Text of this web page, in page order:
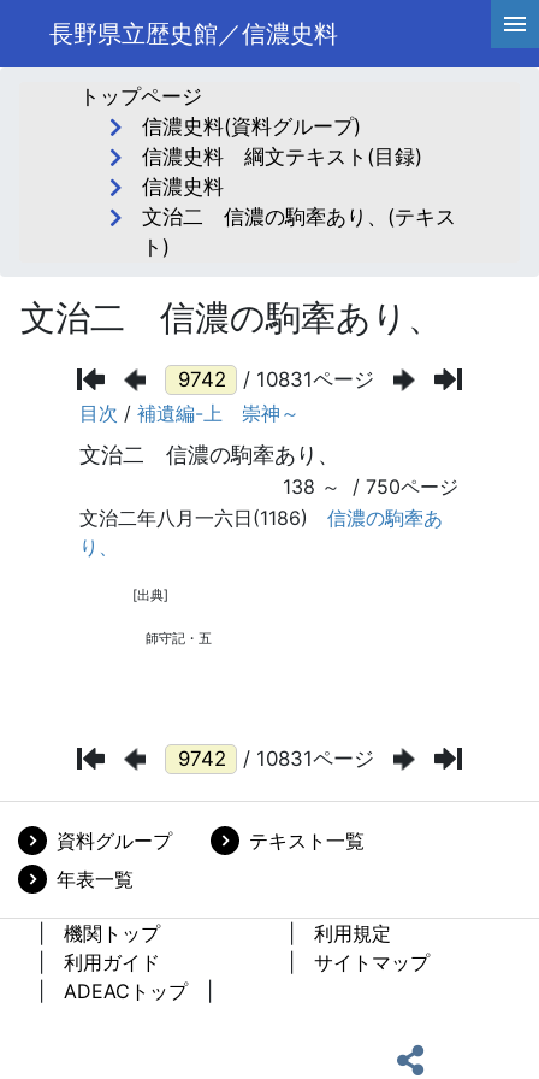
長野県立歴史館／信濃史料
トップページ
信濃史料(資料グループ)
信濃史料 綱文テキスト(目録)
信濃史料
文治二 信濃の駒牽あり、(テキス
ト)
文治二 信濃の駒牽あり、
/ 10831ページ
/ 10831ページ
資料グループ
テキスト一覧
年表一覧
機関トップ
利用規定
利用ガイド
サイトマップ
ADEACトップ